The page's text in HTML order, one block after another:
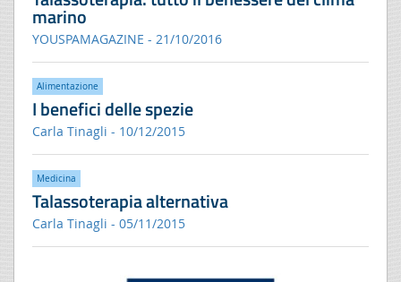
marino
YOUSPAMAGAZINE - 21/10/2016
Alimentazione
I benefici delle spezie
Carla Tinagli - 10/12/2015
Medicina
Talassoterapia alternativa
Carla Tinagli - 05/11/2015